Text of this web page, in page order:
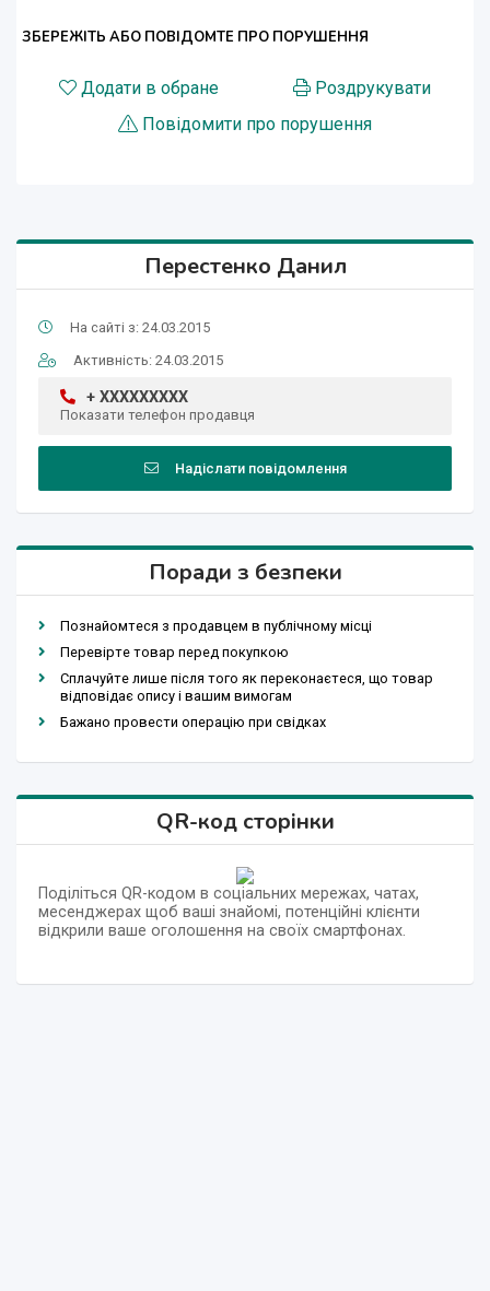
ЗБЕРЕЖІТЬ АБО ПОВІДОМТЕ ПРО ПОРУШЕННЯ
Додати в обране
Роздрукувати
Повідомити про порушення
Перестенко Данил
На сайті з: 24.03.2015
Активність: 24.03.2015
+ XXXXXXXXX
Показати телефон продавця
Надіслати повідомлення
Поради з безпеки
Познайомтеся з продавцем в публічному місці
Перевірте товар перед покупкою
Сплачуйте лише після того як переконаєтеся, що товар
відповідає опису і вашим вимогам
Бажано провести операцію при свідках
QR-код сторінки
Поділіться QR-кодом в соціальних мережах, чатах,
месенджерах щоб ваші знайомі, потенційні клієнти
відкрили ваше оголошення на своїх смартфонах.